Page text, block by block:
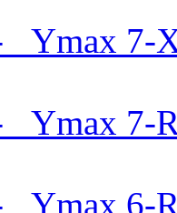
7-
7-
6-